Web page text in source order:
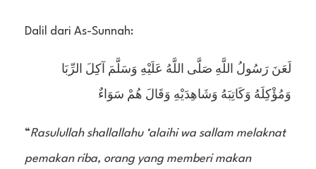
Dalil dari As-Sunnah:
لَعَنَ رَسُولُ اللَّهِ صَلَّى اللَّهُ عَلَيْهِ وَسَلَّمَ آكِلَ الرِّبَا
وَمُؤْكِلَهُ وَكَاتِبَهُ وَشَاهِدَيْهِ وَقَالَ هُمْ سَوَاءٌ
“Rasulullah shallallahu ‘alaihi wa sallam melaknat
pemakan riba, orang yang memberi makan